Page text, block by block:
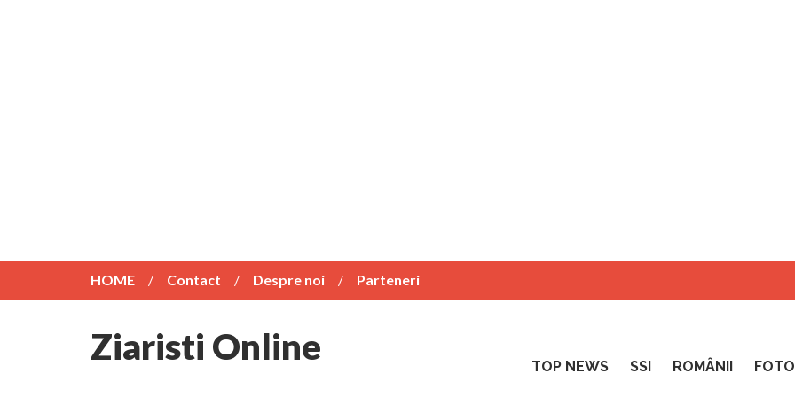
HOME Contact Despre noi Parteneri
Ziaristi Online TOP NEWS SSI ROMÂNII